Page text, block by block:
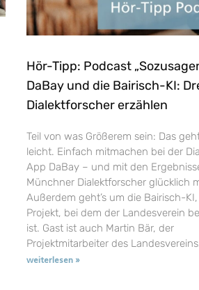
Hör-Tipp: Podcast
DaBay und die Bairisch-KI:
Dialektforscher erzählen
Teil von was Größerem sein: Das
leicht. Einfach mitmachen bei der
App DaBay – und mit den
Münchner Dialektforscher glücklich
Außerdem geht’s um die Bairisch-
Projekt, bei dem der Landesverein
ist. Gast ist auch Martin Bär, der
Projektmitarbeiter des
weiterlesen »